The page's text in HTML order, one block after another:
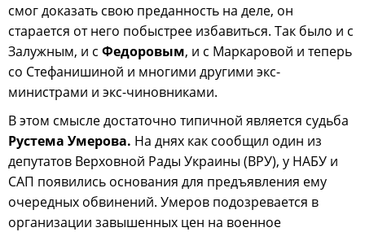
смог доказать свою преданность на деле, он
старается от него побыстрее избавиться. Так было и с
Залужным, и с Федоровым, и с Маркаровой и теперь
со Стефанишиной и многими другими экс-
министрами и экс-чиновниками.
В этом смысле достаточно типичной является судьба
Рустема Умерова. На днях как сообщил один из
депутатов Верховной Рады Украины (ВРУ), у НАБУ и
САП появились основания для предъявления ему
очередных обвинений. Умеров подозревается в
организации завышенных цен на военное